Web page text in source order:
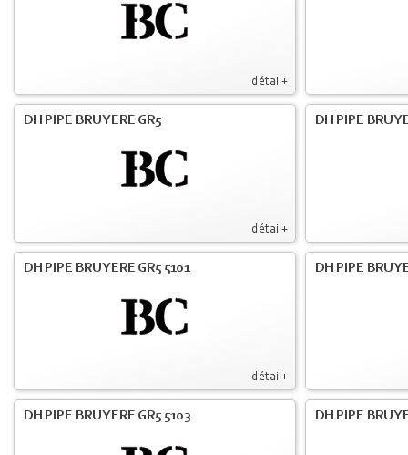
détail+
détail+
DH PIPE BRUYERE GR5 DH PIPE
détail+
DH PIPE BRUYERE GR5 5101 DH PIPE
DH PIPE BRUYERE GR5 5103 DH PIPE